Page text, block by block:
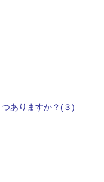
ありますか？(３)